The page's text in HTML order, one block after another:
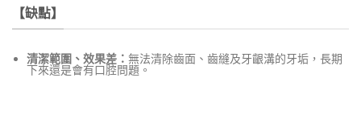
【缺點】
清潔範圍、效果差：無法清除齒面、齒縫及牙齦溝的牙垢，長期
下來還是會有口腔問題。